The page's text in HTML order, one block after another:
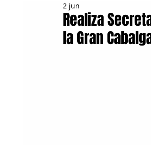
Realiza
la Gran
2 jun